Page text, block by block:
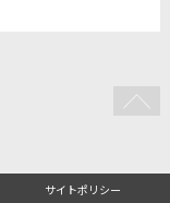
サイトポリシー